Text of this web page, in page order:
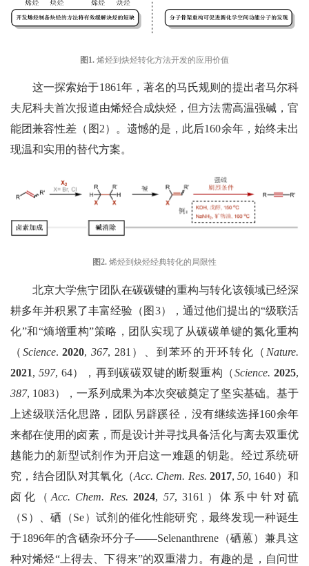
图 1. 烯烃到炔烃转化方法开发的应用价值
这一探索始于1861年， 著名的马氏规则 的提出者马尔科
夫尼科夫首次报道由烯烃合成炔烃，但方法需高温强碱，官
能团兼容性差 （图2） 。 遗憾的是， 此后160余年，始终未出
现温和实用的替代方案。
图2. 烯烃到 炔烃经典转化的局限性
北京大学焦宁团队在碳碳键的重构与转化该领域已经深
耕多年并积累了丰富经验（图 3），通过他们提出的“级联活
化”和“熵增重构”策略，团队实现了从碳碳单键的氮化重构
（ Science. 2020,367, 281）、 到 苯环的开环转化（ Nature.
2021, 597, 64） ，再到碳碳双键的断裂重构（Science. 2025,
387, 1083）
，一系列成果为本次突破奠定了坚实基础。基于
上述级联活化思路 ，团队 另辟蹊径，没有继续选择160余年
来都在使用的卤素，而是设计并寻找具备活化与离去双重优
越能力的新型试剂 作为开启这一难题的钥匙。经过系统研
究，结合团队对其氧化（Acc. Chem. Res. 2017,50, 1640）和
卤化（ Acc. Chem. Res.2024, 57, 3161）体系中针对硫
（S）、硒 （Se）试剂的催化性能研究，最终发现一种诞生
于1896年的含硒杂环分子——Selenanthrene （硒蒽）兼具这
种对烯烃“上得去、下得来”的双重潜力 。有趣的是，自问世